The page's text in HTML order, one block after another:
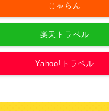
じゃらん
楽天トラベル
Yahoo!トラベル